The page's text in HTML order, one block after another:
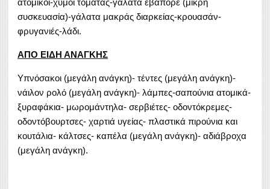
συσκευασία)-γάλατα μακράς διαρκείας-κρουασάν-
φρυγανιές-λάδι.
ΑΠΟ ΕΙΔΗ ΑΝΑΓΚΗΣ
Υπνόσακοι (μεγάλη ανάγκη)- τέντες (μεγάλη ανάγκη)-
νάιλον ρολό (μεγάλη ανάγκη)- λάμπες-σαπούνια ατομικά-
ξυραφάκια- μωρομάντηλα- σερβιέτες- οδοντόκρεμες-
οδοντόβουρτσες- χαρτιά υγείας- πλαστικά πιρούνια και
κουτάλια- κάλτσες- καπέλα (μεγάλη ανάγκη)- αδιάβροχα
(μεγάλη ανάγκη).